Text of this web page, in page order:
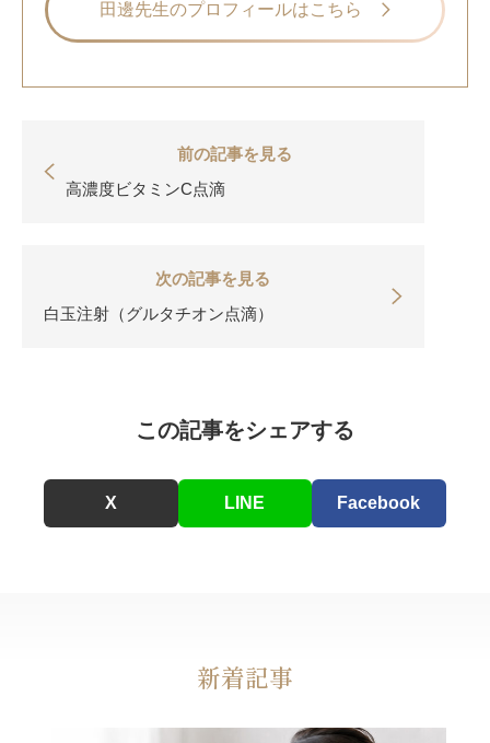
田邊先生のプロフィールはこちら
前の記事を見る
高濃度ビタミンC点滴
次の記事を見る
白玉注射（グルタチオン点滴）
この記事をシェアする
X LINE Facebook
新着記事